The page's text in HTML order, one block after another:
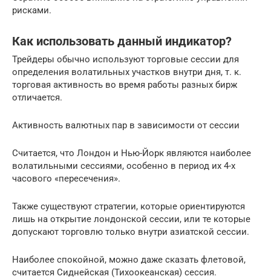
рисками.
Как использовать данный индикатор?
Трейдеры обычно используют торговые сессии для
определения волатильных участков внутри дня, т. к.
торговая активность во время работы разных бирж
отличается.
Активность валютных пар в зависимости от сессии
Считается, что Лондон и Нью-Йорк являются наиболее
волатильными сессиями, особенно в период их 4-х
часового «пересечения».
Также существуют стратегии, которые ориентируются
лишь на открытие лондонской сессии, или те которые
допускают торговлю только внутри азиатской сессии.
Наиболее спокойной, можно даже сказать флетовой,
считается Сиднейская (Тихоокеанская) сессия.